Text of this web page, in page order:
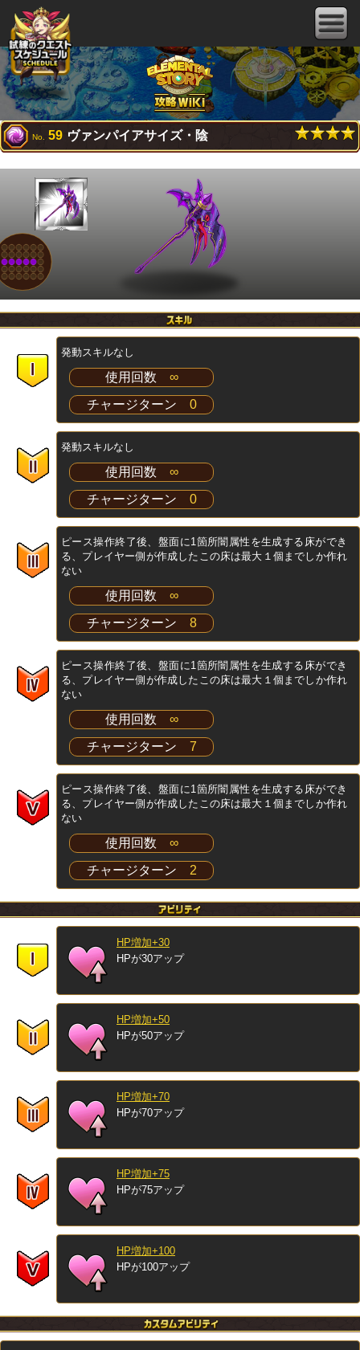
No. 59 ヴァンパイアサイズ・陰
発動スキルなし
使用回数 ∞
チャージターン 0
発動スキルなし
使用回数 ∞
チャージターン 0
ピース操作終了後、盤面に1箇所闇属性を生成する床ができ
る、プレイヤー側が作成したこの床は最大１個までしか作れ
ない
使用回数 ∞
チャージターン 8
ピース操作終了後、盤面に1箇所闇属性を生成する床ができ
る、プレイヤー側が作成したこの床は最大１個までしか作れ
ない
使用回数 ∞
チャージターン 7
ピース操作終了後、盤面に1箇所闇属性を生成する床ができ
る、プレイヤー側が作成したこの床は最大１個までしか作れ
ない
使用回数 ∞
チャージターン 2
HP増加+30
HPが30アップ
HP増加+50
HPが50アップ
HP増加+70
HPが70アップ
HP増加+75
HPが75アップ
HP増加+100
HPが100アップ